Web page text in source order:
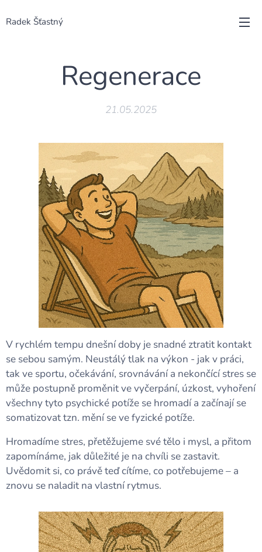
Radek Šťastný
Regenerace
21.05.2025
V rychlém tempu dnešní doby je snadné ztratit kontakt
se sebou samým. Neustálý tlak na výkon - jak v práci,
tak ve sportu, očekávání, srovnávání a nekončící stres se
může postupně proměnit ve vyčerpání, úzkost, vyhoření
všechny tyto psychické potíže se hromadí a začínají se
somatizovat tzn. mění se ve fyzické potíže.
Hromadíme stres, přetěžujeme své tělo i mysl, a přitom
zapomínáme, jak důležité je na chvíli se zastavit.
Uvědomit si, co právě teď cítíme, co potřebujeme – a
znovu se naladit na vlastní rytmus.